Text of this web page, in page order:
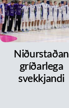
Niðurstaðan
gríðarlega
svekkjandi